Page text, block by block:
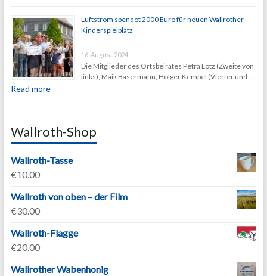
Luftstrom spendet 2000 Euro für neuen Wallrother
Kinderspielplatz
16. August 2024
Die Mitglieder des Ortsbeirates Petra Lotz (Zweite von
links), Maik Basermann, Holger Kempel (Vierter und …
Read more
Wallroth-Shop
Wallroth-Tasse
€10.00
Wallroth von oben – der Film
€30.00
Wallroth-Flagge
€20.00
Wallrother Wabenhonig